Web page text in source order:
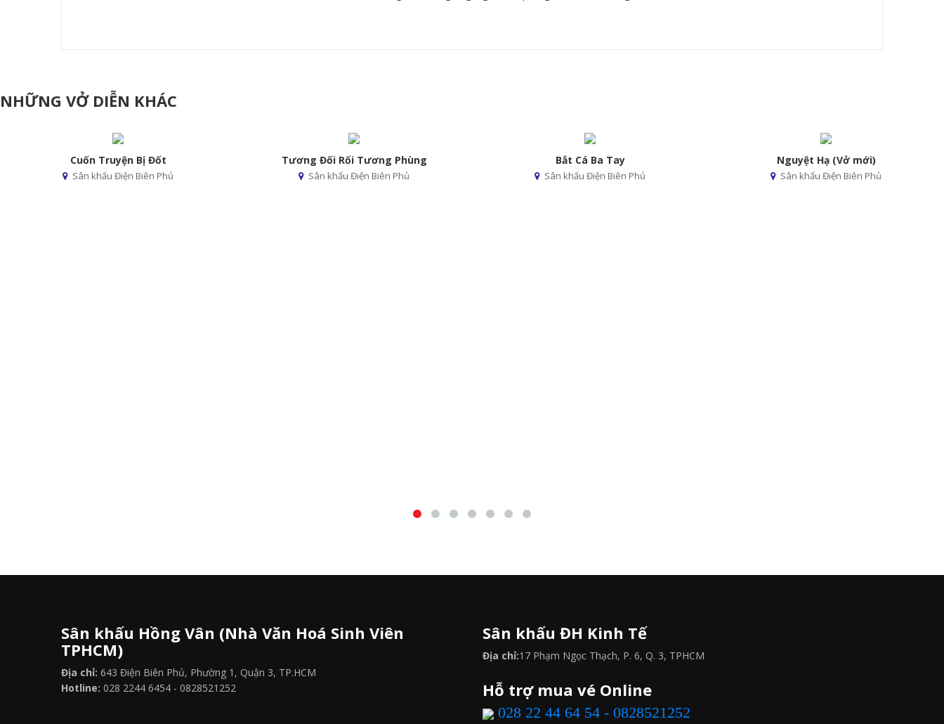
NHỮNG VỞ DIỄN KHÁC
Cuốn Truyện Bị Đốt
Sân khấu Điện Biên Phủ
Tương Đối Rối Tương Phùng
Sân khấu Điện Biên Phủ
Bắt Cá Ba Tay
Sân khấu Điện Biên Phủ
Nguyệt Hạ (Vở mới)
Sân khấu Điện Biên Phủ
Sân khấu Hồng Vân (Nhà Văn Hoá Sinh Viên
TPHCM)
Địa chỉ: 643 Điện Biên Phủ, Phường 1, Quận 3, TP.HCM
Hotline: 028 2244 6454 - 0828521252
Sân khấu ĐH Kinh Tế
Địa chỉ:17 Phạm Ngọc Thạch, P. 6, Q. 3, TPHCM
Hỗ trợ mua vé Online
028 22 44 64 54 - 0828521252